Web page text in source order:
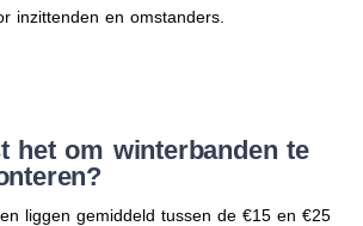
inzittenden en omstanders.
het om winterbanden te
liggen gemiddeld tussen de €15 en €25